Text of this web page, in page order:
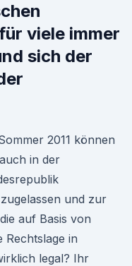
viele immer
sich der
2011 können
in der
und zur
auf Basis von
Rechtslage in
legal? Ihr